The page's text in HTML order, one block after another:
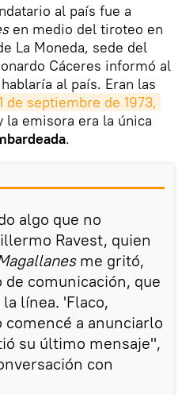
al país fue a
en medio del tiroteo en
La Moneda, sede del
Cáceres informó al
al país. Eran las
de septiembre de 1973,
la emisora era la única
.
algo que no
Ravest, quien
me gritó,
comunicación, que
línea. 'Flaco,
comencé a anunciarlo
su último mensaje",
con